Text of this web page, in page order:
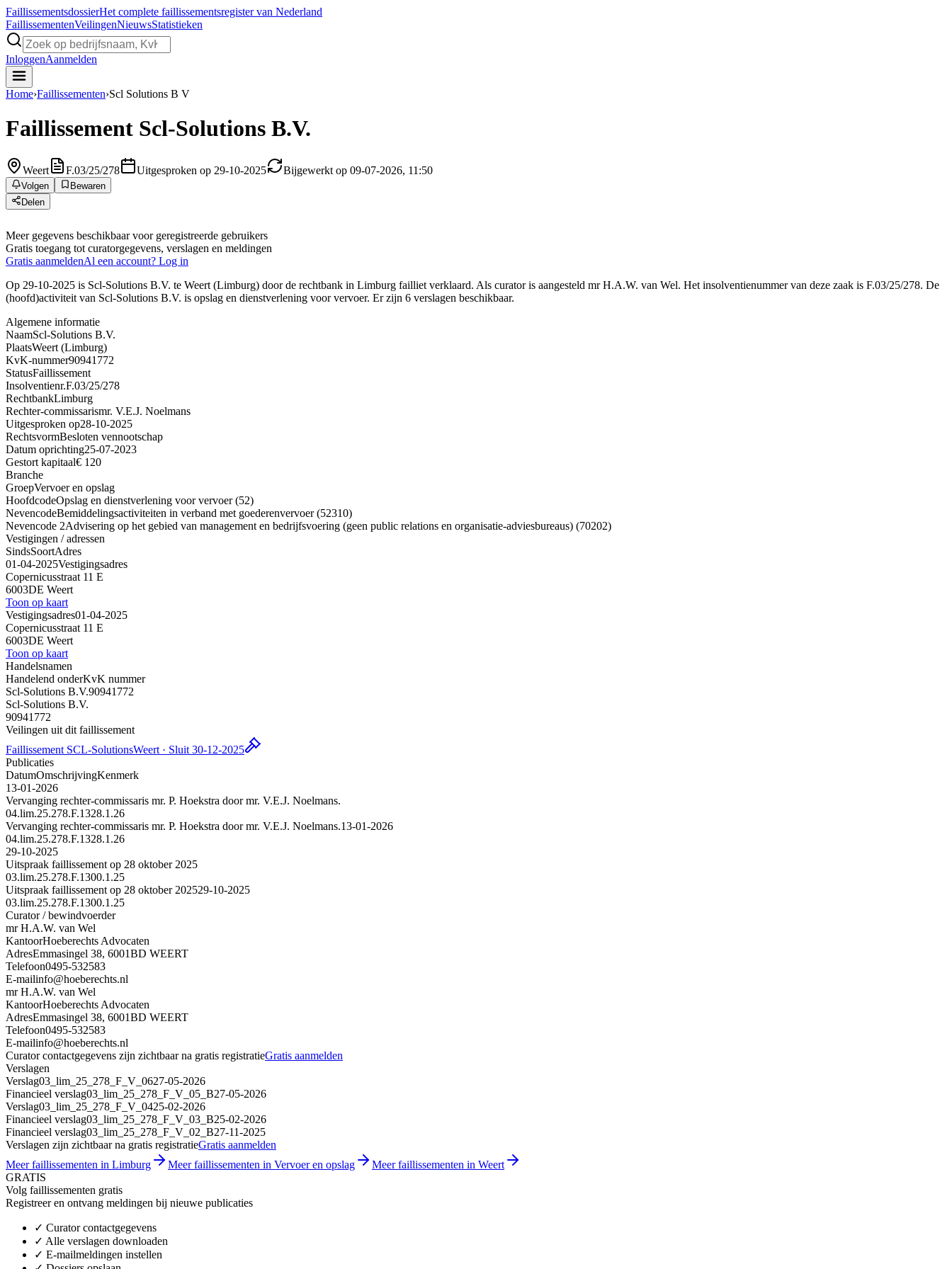
FaillissementsdossierHet complete faillissementsregister van Nederland
FaillissementenVeilingenNieuwsStatistieken
InloggenAanmelden
Home›Faillissementen›Scl Solutions B V
Faillissement Scl-Solutions B.V.
Weert F.03/25/278 Uitgesproken op 29-10-2025 Bijgewerkt op 09-07-2026, 11:50
Volgen
Bewaren
Delen
Meer gegevens beschikbaar voor geregistreerde gebruikers
Gratis toegang tot curatorgegevens, verslagen en meldingen
Gratis aanmeldenAl een account? Log in
Op 29-10-2025 is Scl-Solutions B.V. te Weert (Limburg) door de rechtbank in Limburg failliet verklaard. Als curator is aangesteld mr H.A.W. van Wel. Het insolventienummer van deze zaak is F.03/25/278. De
(hoofd)activiteit van Scl-Solutions B.V. is opslag en dienstverlening voor vervoer. Er zijn 6 verslagen beschikbaar.
Algemene informatie
NaamScl-Solutions B.V.
PlaatsWeert (Limburg)
KvK-nummer90941772
StatusFaillissement
Insolventienr.F.03/25/278
RechtbankLimburg
Rechter-commissarismr. V.E.J. Noelmans
Uitgesproken op28-10-2025
RechtsvormBesloten vennootschap
Datum oprichting25-07-2023
Gestort kapitaal€ 120
Branche
GroepVervoer en opslag
HoofdcodeOpslag en dienstverlening voor vervoer (52)
NevencodeBemiddelingsactiviteiten in verband met goederenvervoer (52310)
Nevencode 2Advisering op het gebied van management en bedrijfsvoering (geen public relations en organisatie-adviesbureaus) (70202)
Vestigingen / adressen
SindsSoortAdres
01-04-2025Vestigingsadres
Copernicusstraat 11 E
6003DE Weert
Toon op kaart
Vestigingsadres01-04-2025
Copernicusstraat 11 E
6003DE Weert
Toon op kaart
Handelsnamen
Handelend onderKvK nummer
Scl-Solutions B.V.90941772
Scl-Solutions B.V.
90941772
Veilingen uit dit faillissement
Faillissement SCL-SolutionsWeert · Sluit 30-12-2025
Publicaties
DatumOmschrijvingKenmerk
13-01-2026
Vervanging rechter-commissaris mr. P. Hoekstra door mr. V.E.J. Noelmans.
04.lim.25.278.F.1328.1.26
Vervanging rechter-commissaris mr. P. Hoekstra door mr. V.E.J. Noelmans.13-01-2026
04.lim.25.278.F.1328.1.26
29-10-2025
Uitspraak faillissement op 28 oktober 2025
03.lim.25.278.F.1300.1.25
Uitspraak faillissement op 28 oktober 202529-10-2025
03.lim.25.278.F.1300.1.25
Curator / bewindvoerder
mr H.A.W. van Wel
KantoorHoeberechts Advocaten
AdresEmmasingel 38, 6001BD WEERT
Telefoon0495-532583
E-mailinfo@hoeberechts.nl
mr H.A.W. van Wel
KantoorHoeberechts Advocaten
AdresEmmasingel 38, 6001BD WEERT
Telefoon0495-532583
E-mailinfo@hoeberechts.nl
Curator contactgegevens zijn zichtbaar na gratis registratieGratis aanmelden
Verslagen
Verslag03_lim_25_278_F_V_0627-05-2026
Financieel verslag03_lim_25_278_F_V_05_B27-05-2026
Verslag03_lim_25_278_F_V_0425-02-2026
Financieel verslag03_lim_25_278_F_V_03_B25-02-2026
Financieel verslag03_lim_25_278_F_V_02_B27-11-2025
Verslagen zijn zichtbaar na gratis registratieGratis aanmelden
Meer faillissementen in Limburg
Meer faillissementen in Vervoer en opslag
Meer faillissementen in Weert
GRATIS
Volg faillissementen gratis
Registreer en ontvang meldingen bij nieuwe publicaties
✓ Curator contactgegevens
✓ Alle verslagen downloaden
✓ E-mailmeldingen instellen